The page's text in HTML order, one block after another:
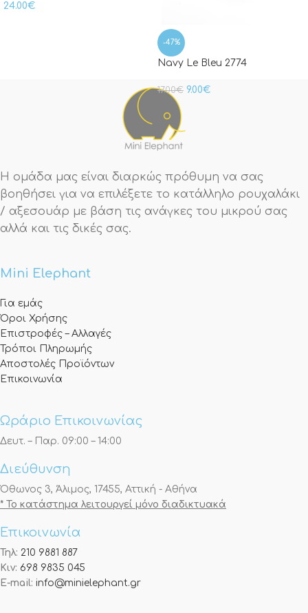
24.00€
-47%
Navy Le Bleu 2774
17.00€ 9.00€
Η ομάδα μας είναι διαρκώς πρόθυμη να σας
βοηθήσει για να επιλέξετε το κατάλληλο ρουχαλάκι
/ αξεσουάρ με βάση τις ανάγκες του μικρού σας
αλλά και τις δικές σας.
Mini Elephant
Για εμάς
Όροι Χρήσης
Επιστροφές – Αλλαγές
Τρόποι Πληρωμής
Αποστολές Προϊόντων
Επικοινωνία
Ωράριο Επικοινωνίας
Δευτ. – Παρ. 09:00 – 14:00
Διεύθυνση
Όθωνος 3, Άλιμος, 17455, Αττική - Αθήνα
* Το κατάστημα λειτουργεί μόνο διαδικτυακά
Επικοινωνία
Τηλ: 210 9881 887
Κιν: 698 9835 045
E-mail: info@minielephant.gr